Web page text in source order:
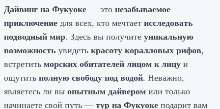
Дайвинг на Фукуоке — это незабываемое
приключение для всех, кто мечтает исследовать
подводный мир. Здесь вы получите уникальную
возможность увидеть красоту коралловых рифов,
встретить морских обитателей лицом к лицу и
ощутить полную свободу под водой. Неважно,
являетесь ли вы опытным дайвером или только
начинаете свой путь — тур на Фукуоке подарит вам